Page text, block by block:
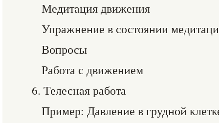
Медитация движения
Упражнение в состоянии
Вопросы
Работа с движением
6. Телесная работа
Пример: Давление в грудной